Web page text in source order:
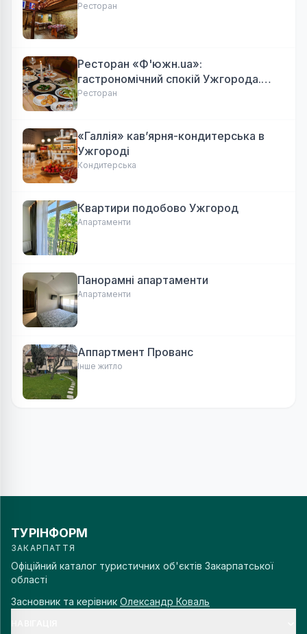
Ресторан
Ресторан «Ф'южн.ua»:
гастрономічний спокій Ужгорода.
Авторська локальна кухня, затишок
Ресторан
«Галлія» кав’ярня-кондитерська в
Ужгороді
Кондитерська
Квартири подобово Ужгород
Апартаменти
Панорамні апартаменти
Апартаменти
Аппартмент Прованс
Інше житло
ТУРІНФОРМ
ЗАКАРПАТТЯ
Офіційний каталог туристичних об'єктів Закарпатської
області
Засновник та керівник Олександр Коваль